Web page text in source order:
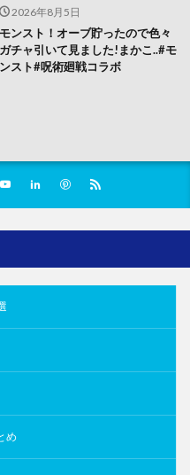
2026年8月5日
モンスト！オーブ貯ったので色々
ガチャ引いて見ました!まかこ..#モ
ンスト#呪術廻戦コラボ
め